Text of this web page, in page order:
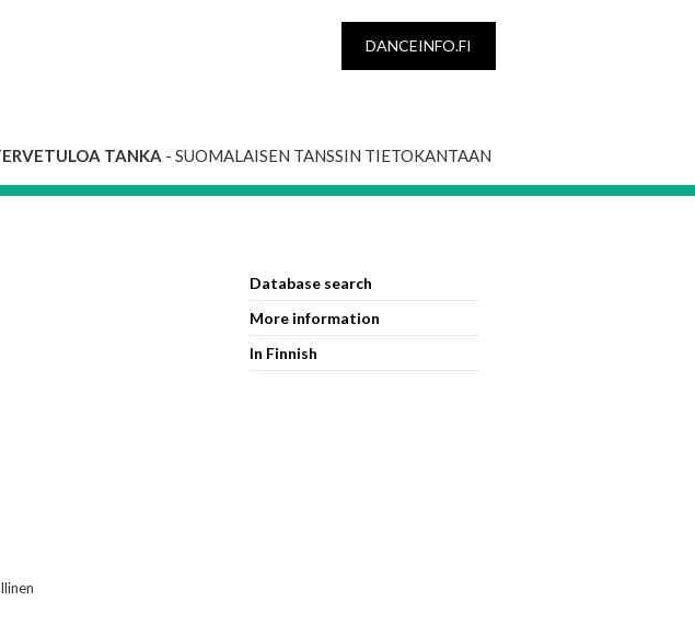
DANCEINFO.FI
TANKA - SUOMALAISEN TANSSIN TIETOKANTAAN
Database search
More information
In Finnish